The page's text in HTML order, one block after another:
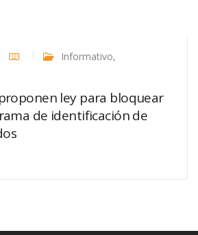
Informativo,
ley para bloquear
de identificación de